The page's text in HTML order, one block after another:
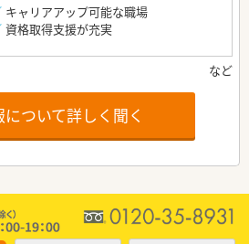
キャリアアップ可能な職場
資格取得支援が充実
ついて詳しく聞く